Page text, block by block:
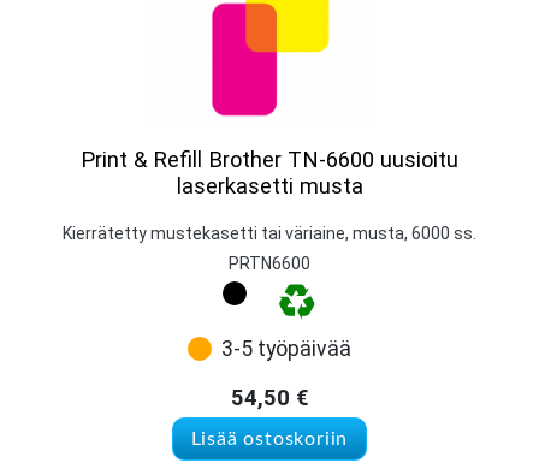
Print & Refill Brother TN-6600 uusioitu
laserkasetti musta
Kierrätetty mustekasetti tai väriaine, musta, 6000 ss.
PRTN6600
3-5 työpäivää
54,50 €
Lisää ostoskoriin